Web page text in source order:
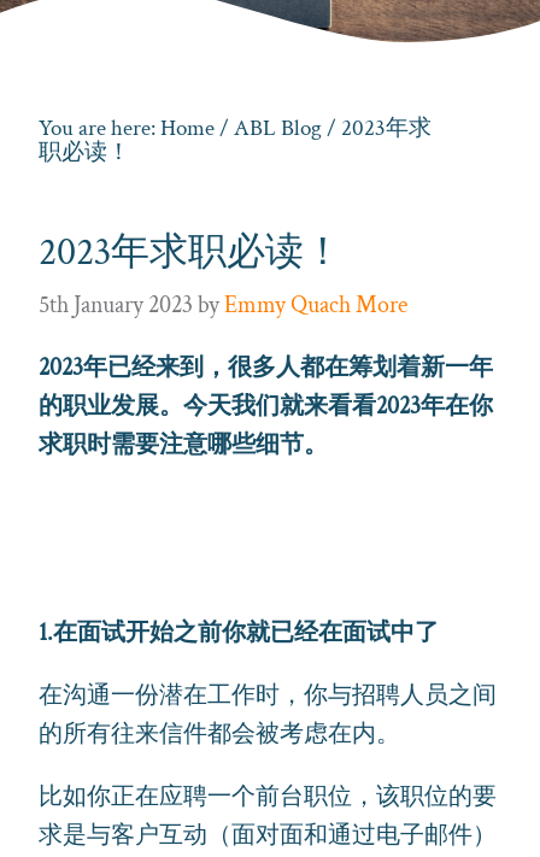
You are here:Home/ ABL Blog/ 2023年求
职必读！
2023年求职必读！
5th January 2023byEmmy Quach More
2023年已经来到，很多人都在筹划着新一年
的职业发展。今天我们就来看看2023年在你
求职时需要注意哪些细节。
1.在面试开始之前你就已经在面试中了
在沟通一份潜在工作时，你与招聘人员之间
的所有往来信件都会被考虑在内。
比如你正在应聘一个前台职位，该职位的要
求是与客户互动（面对面和通过电子邮件）